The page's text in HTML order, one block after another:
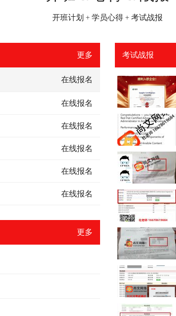
开班计划 + 学员心得 + 考试战报
更多
在线报名
在线报名
在线报名
在线报名
在线报名
在线报名
更多
考试战报